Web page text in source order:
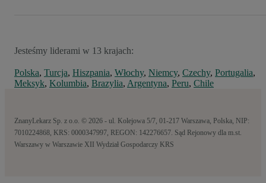
Jesteśmy liderami w 13 krajach:
Polska, Turcja, Hiszpania, Włochy, Niemcy, Czechy, Portugalia,
Meksyk, Kolumbia, Brazylia, Argentyna, Peru, Chile
ZnanyLekarz Sp. z o.o. © 2026 - ul. Kolejowa 5/7, 01-217 Warszawa, Polska, NIP:
7010224868, KRS: 0000347997, REGON: 142276657. Sąd Rejonowy dla m.st.
Warszawy w Warszawie XII Wydział Gospodarczy KRS